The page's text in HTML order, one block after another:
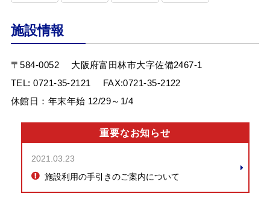
施設情報
〒584-0052
大阪府富田林市大字佐備2467-1
TEL:0721-35-2121
FAX:0721-35-2122
休館日：年末年始 12/29～1/4
重要なお知らせ
2021.03.23
施設利用の手引きのご案内について